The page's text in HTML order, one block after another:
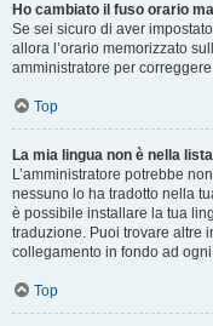
Ho cambiato il fuso orario
Se sei sicuro di aver
allora l’orario memorizzato
amministratore per
Top
La mia lingua non è nella
L’amministratore potrebbe
nessuno lo ha tradotto nella
è possibile installare la tua
traduzione. Puoi trovare altre
collegamento in fondo ad
Top